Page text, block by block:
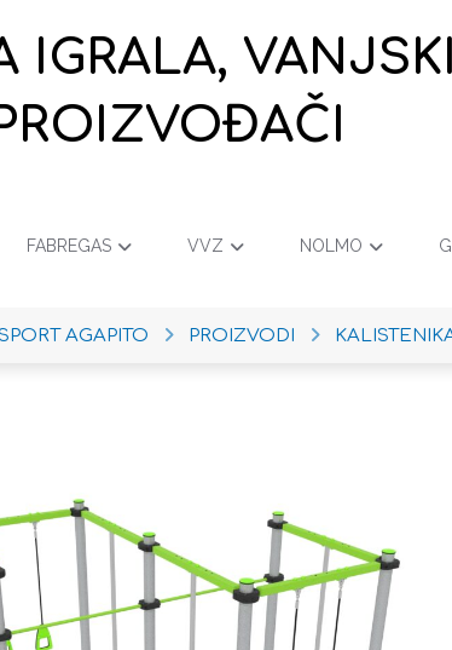
IGRALA,
FABREGAS VVZ NOLMO
AGAPITO PROIZVODI